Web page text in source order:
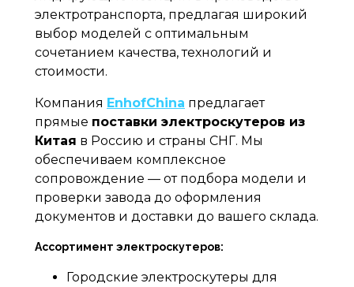
электротранспорта, предлагая широкий
выбор моделей с оптимальным
сочетанием качества, технологий и
стоимости.
Компания EnhofChina предлагает
прямые поставки электроскутеров из
Китая в Россию и страны СНГ. Мы
обеспечиваем комплексное
сопровождение — от подбора модели и
проверки завода до оформления
документов и доставки до вашего склада.
Ассортимент электроскутеров:
Городские электроскутеры для